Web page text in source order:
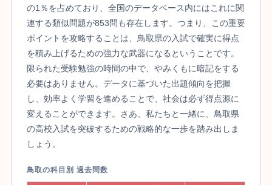
の1％を占めており、全国のデータベース内にはこれに関
連する類似問題が853問も存在します。つまり、この重要
ポイントを攻略することは、鳥取県の入試で確実に得点
を積み上げるための強力な武器になるということです。
限られた受験勉強の時間の中で、やみくもに暗記をする
必要はありません。データに基づいた出題傾向を把握
し、効率よく学習を進めることで、社会は必ず得点源に
変えることができます。さあ、私たちと一緒に、鳥取県
の高校入試を突破するための戦略的な一歩を踏み出しま
しょう。
鳥取の科目別 過去問数